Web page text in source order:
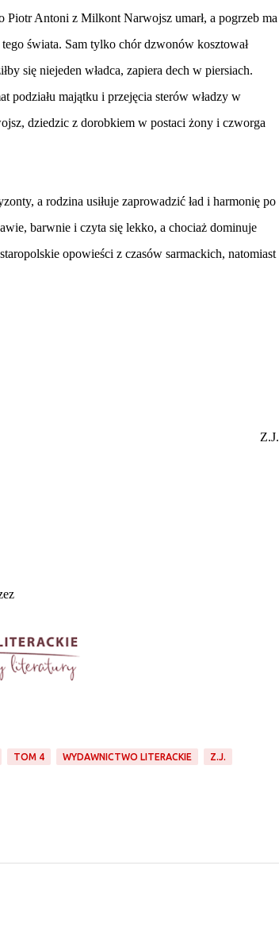
Piotr Antoni z Milkont Narwojsz umarł, a pogrzeb ma
świata. Sam tylko chór dzwonów kosztował
się niejeden władca, zapiera dech w piersiach.
podziału majątku i przejęcia sterów władzy w
dziedzic z dorobkiem w postaci żony i czworga
a rodzina usiłuje zaprowadzić ład i harmonię po
barwnie i czyta się lekko, a chociaż dominuje
opowieści z czasów sarmackich, natomiast
Z.J.
TOM 4 WYDAWNICTWO LITERACKIE Z.J.